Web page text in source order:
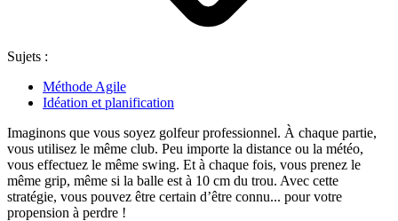
Sujets :
Méthode Agile
Idéation et planification
Imaginons que vous soyez golfeur professionnel. À chaque partie,
vous utilisez le même club. Peu importe la distance ou la météo,
vous effectuez le même swing. Et à chaque fois, vous prenez le
même grip, même si la balle est à 10 cm du trou. Avec cette
stratégie, vous pouvez être certain d’être connu... pour votre
propension à perdre !